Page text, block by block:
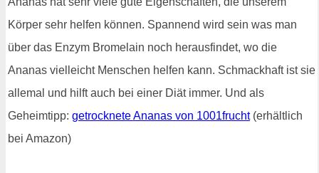
Körper sehr helfen können. Spannend wird sein was man
über das Enzym Bromelain noch herausfindet, wo die
Ananas vielleicht Menschen helfen kann. Schmackhaft ist sie
allemal und hilft auch bei einer Diät immer. Und als
Geheimtipp: getrocknete Ananas von 1001frucht(erhältlich
bei Amazon)